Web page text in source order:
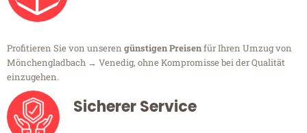
Profitieren Sie von unseren günstigen Preisenfür Ihren Umzug von
Mönchengladbach → Venedig, ohne Kompromisse bei der Qualität
einzugehen.
Sicherer Service